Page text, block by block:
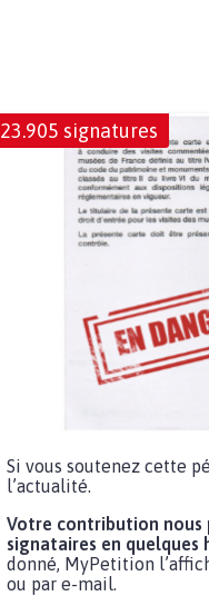
23.905 signatures
Si vous soutenez cette
l’actualité.
Votre contribution nous
signataires en quelques
donné, MyPetition
ou par e-mail.